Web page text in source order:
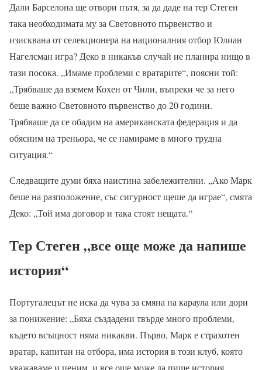
Дали Барселона ще отвори пътя, за да даде на тер Стеген
така необходимата му за Световното първенство и
изисквана от селекционера на националния отбор Юлиан
Нагелсман игра? Деко в никакъв случай не планира нищо в
тази посока. „Имаме проблеми с вратарите“, поясни той:
„Трябваше да вземем Кохен от Чили, въпреки че за него
беше важно Световното първенство до 20 години.
Трябваше да се обадим на американската федерация и да
обясним на треньора, че се намираме в много трудна
ситуация.“
Следващите думи бяха наистина забележителни. „Ако Марк
беше на разположение, със сигурност щеше да играе“, смята
Деко: „Той има договор и така стоят нещата.“
Тер Стеген „все още може да напише
история“
Португалецът не иска да чува за смяна на караула или дори
за понижение: „Бяха създадени твърде много проблеми,
където всъщност няма никакви. Първо, Марк е страхотен
вратар, капитан на отбора, има история в този клуб, която
уважаваме и ценим, и все още може да пише история,